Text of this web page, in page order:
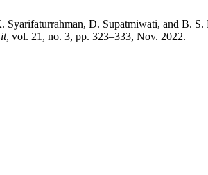
D. Supatmiwati, and B. S.
, vol. 21, no. 3, pp. 323–333, Nov. 2022.